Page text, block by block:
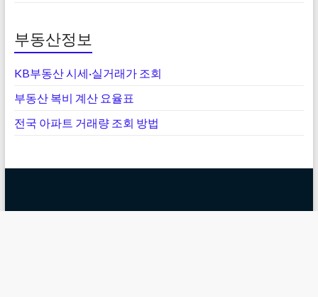
부동산정보
KB부동산 시세·실거래가 조회
부동산 복비 계산 요율표
전국 아파트 거래량 조회 방법